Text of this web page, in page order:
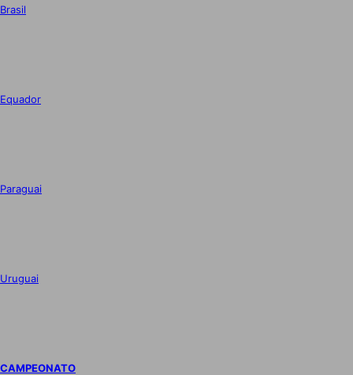
Brasil
Equador
Paraguai
Uruguai
CAMPEONATO